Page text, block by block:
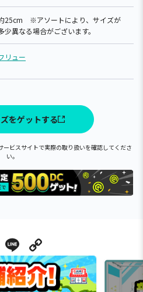
25cm ※アソートにより、サイズが
少異なる場合がございます。
リュー
をゲットする
ビスサイトで実際の取り扱いを確認してくださ
い。
X Line